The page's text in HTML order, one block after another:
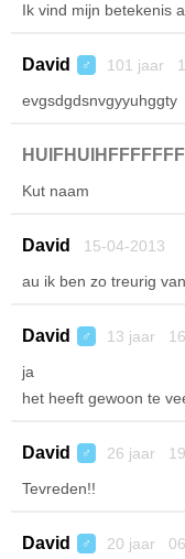
Ik vind mijn betekenis
David ♂ 101 jaar
evgsdgdsnvgyyuhggty
Kut naam
David 15-04-2013
au ik ben zo treurig
David ♂ 13 jaar
ja
het heeft gewoon te
David ♂ 26 jaar
Tevreden!!
David ♂ 20 jaar